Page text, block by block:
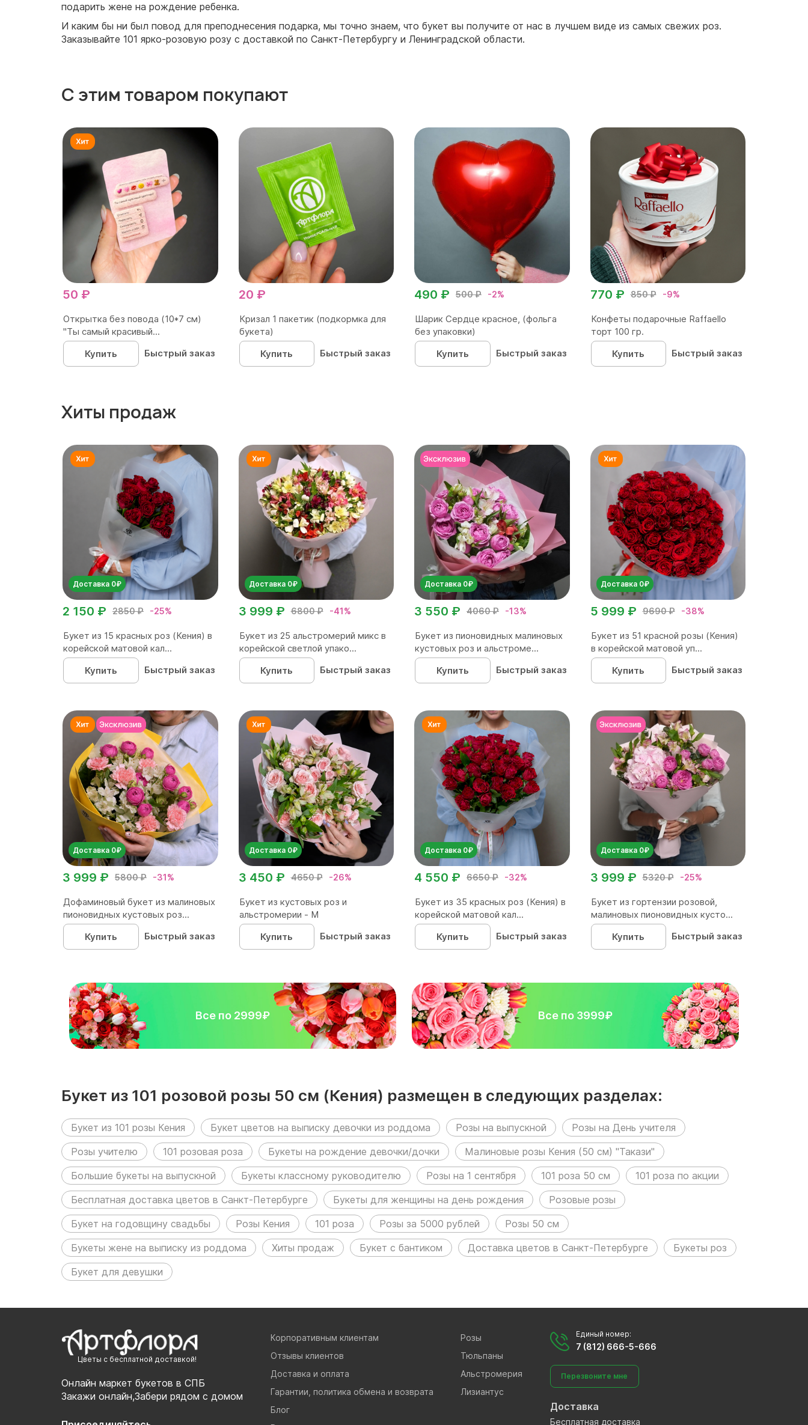
подарить жене на рождение ребенка.
И каким бы ни был повод для преподнесения подарка, мы точно знаем, что букет вы получите от нас в лучшем виде из самых свежих роз.
Заказывайте 101 ярко-розовую розу с доставкой по Санкт-Петербургу и Ленинградской области.
С этим товаром покупают
50 ₽
Открытка без повода (10*7 см)
"Ты самый красивый...
Купить
Быстрый заказ
20 ₽
Кризал 1 пакетик (подкормка для
букета)
Купить
Быстрый заказ
500 ₽ -2%
490 ₽
Шарик Сердце красное, (фольга
без упаковки)
Купить
Быстрый заказ
850 ₽ -9%
770 ₽
Конфеты подарочные Raffaello
торт 100 гр.
Купить
Быстрый заказ
Хиты продаж
Доставка 0₽
2850 ₽ -25%
2 150 ₽
Букет из 15 красных роз (Кения) в
корейской матовой кал...
Купить
Быстрый заказ
Доставка 0₽
6800 ₽ -41%
3 999 ₽
Букет из 25 альстромерий микс в
корейской светлой упако...
Купить
Быстрый заказ
Доставка 0₽
4060 ₽ -13%
3 550 ₽
Букет из пионовидных малиновых
кустовых роз и альстроме...
Купить
Быстрый заказ
Доставка 0₽
9690 ₽ -38%
5 999 ₽
Букет из 51 красной розы (Кения)
в корейской матовой уп...
Купить
Быстрый заказ
Доставка 0₽
5800 ₽ -31%
3 999 ₽
Дофаминовый букет из малиновых
пионовидных кустовых роз...
Купить
Быстрый заказ
Доставка 0₽
4650 ₽ -26%
3 450 ₽
Букет из кустовых роз и
альстромерии - М
Купить
Быстрый заказ
Доставка 0₽
6650 ₽ -32%
4 550 ₽
Букет из 35 красных роз (Кения) в
корейской матовой кал...
Купить
Быстрый заказ
Доставка 0₽
5320 ₽ -25%
3 999 ₽
Букет из гортензии розовой,
малиновых пионовидных кусто...
Купить
Быстрый заказ
Все по 2999₽ Все по 3999₽
Букет из 101 розовой розы 50 см (Кения) размещен в следующих разделах:
Букет из 101 розы Кения Букет цветов на выписку девочки из роддома Розы на выпускной
Розы на День учителя
Розы учителю
101 розовая роза Букеты на рождение девочки/дочки
Малиновые розы Кения (50 см) "Такази"
Большие букеты на выпускной
Букеты классному руководителю Розы на 1 сентября 101 роза 50 см
101 роза по акции
Бесплатная доставка цветов в Санкт-Петербурге
Букеты для женщины на день рождения
Розовые розы
Букет на годовщину свадьбы
Розы Кения 101 роза Розы за 5000 рублей
Розы 50 см
Букеты жене на выписку из роддома
Хиты продаж Букет с бантиком Доставка цветов в Санкт-Петербурге
Букеты роз
Букет для девушки
Цветы с бесплатной доставкой!
Онлайн маркет букетов в СПБ
Закажи онлайн,Забери рядом с домом
Корпоративным клиентам
Отзывы клиентов
Доставка и оплата
Гарантии, политика обмена и возврата
Блог
Розы
Тюльпаны
Альстромерия
Лизиантус
Единый номер:
7 (812) 666-5-666
Перезвоните мне
Доставка
Бесплатная доставка